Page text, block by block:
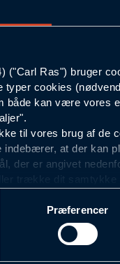
("Carl Ras") bruger
typer cookies
både kan være vores
til vores brug af de
indebærer, at der kan
der er angivet
trække dit samtykke
med det formål
analyser af, hvilke
Præferencer